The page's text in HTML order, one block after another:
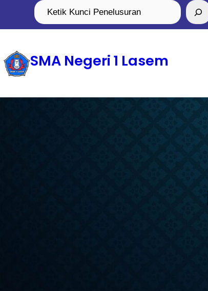
Search
SMA Negeri 1 Lasem